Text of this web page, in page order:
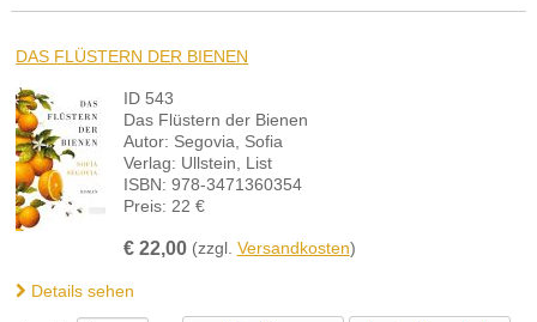
DAS FLÜSTERN DER BIENEN
ID 543
Das Flüstern der Bienen
Autor: Segovia, Sofia
Verlag: Ullstein, List
ISBN: 978-3471360354
Preis: 22 €
€22,00 (zzgl. Versandkosten)
Details sehen